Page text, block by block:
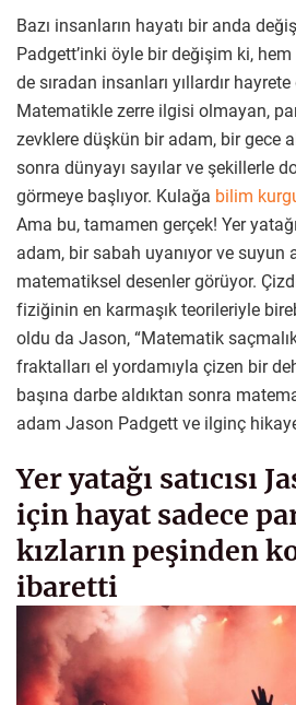
Bazı insanların hayatı bir anda
Padgett’inki öyle bir değişim ki,
de sıradan insanları yıllardır
Matematikle zerre ilgisi olmayan,
zevklere düşkün bir adam, bir gece
sonra dünyayı sayılar ve şekillerle
görmeye başlıyor. Kulağa bilim
Ama bu, tamamen gerçek! Yer
adam, bir sabah uyanıyor ve suyun
matematiksel desenler görüyor.
fiziğinin en karmaşık teorileriyle
oldu da Jason, “Matematik
fraktalları el yordamıyla çizen bir
başına darbe aldıktan sonra
adam Jason Padgett ve ilginç
Yer yatağı satıcısı
için hayat sadece
kızların peşinden
ibaretti